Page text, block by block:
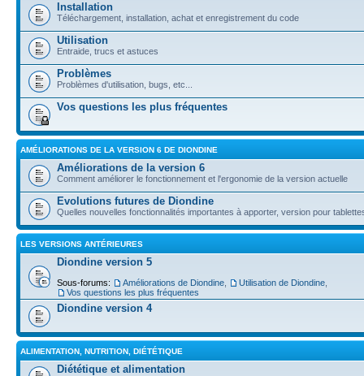
Installation
Téléchargement, installation, achat et enregistrement du code
Utilisation
Entraide, trucs et astuces
Problèmes
Problèmes d'utilisation, bugs, etc...
Vos questions les plus fréquentes
AMÉLIORATIONS DE LA VERSION 6 DE DIONDINE
Améliorations de la version 6
Comment améliorer le fonctionnement et l'ergonomie de la version actuelle
Evolutions futures de Diondine
Quelles nouvelles fonctionnalités importantes à apporter, version pour
LES VERSIONS ANTÉRIEURES
Diondine version 5
Sous-forums: Améliorations de Diondine Utilisation de Diondine
Vos questions les plus fréquentes
Diondine version 4
ALIMENTATION, NUTRITION, DIÉTÉTIQUE
Diététique et alimentation